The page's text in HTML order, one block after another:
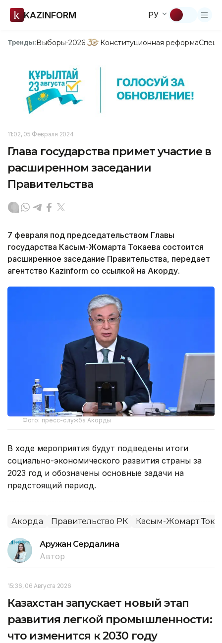
KAZINFORM РУ
Тренды:Выборы-2026 Конституционная реформа
11:02, 05 Февраля 2024
Глава государства примет участие в
расширенном заседании
Правительства
7 февраля под председательством Главы
государства Касым-Жомарта Токаева состоится
расширенное заседание Правительства, передает
агентство Kazinform со ссылкой на Акорду.
Фото: пресс-служба Акорды
В ходе мероприятия будут подведены итоги
социально-экономического развития страны за
2023 год и обозначены основные задачи на
предстоящий период.
Акорда Правительство РК Касым-Жомарт
Аружан Сердалина
Автор
15:36, 06 Августа 2026
Казахстан запускает новый этап
развития легкой промышленности:
что изменится к 2030 году